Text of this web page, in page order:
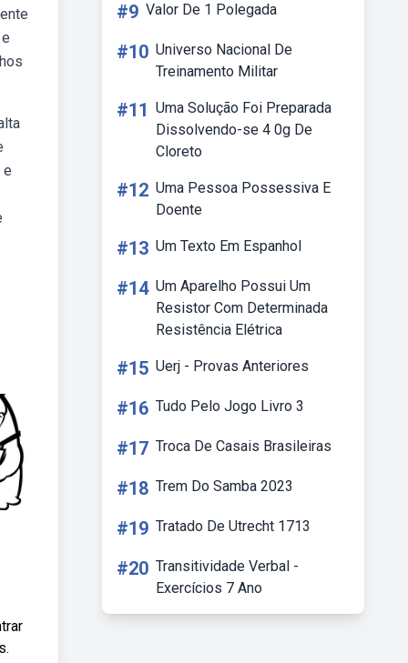
e
#9 Valor De 1 Polegada
#10 Universo Nacional De
Treinamento Militar
#11 Uma Solução Foi Preparada
Dissolvendo-se 4 0g De
Cloreto
#12 Uma Pessoa Possessiva E
Doente
#13 Um Texto Em Espanhol
#14 Um Aparelho Possui Um
Resistor Com Determinada
Resistência Elétrica
#15 Uerj - Provas Anteriores
#16 Tudo Pelo Jogo Livro 3
#17 Troca De Casais Brasileiras
#18 Trem Do Samba 2023
#19 Tratado De Utrecht 1713
#20 Transitividade Verbal -
Exercícios 7 Ano